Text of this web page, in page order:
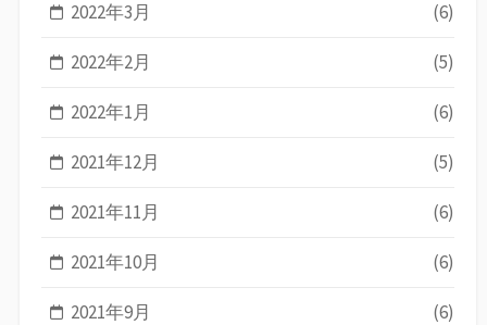
2022年3月 (6)
2022年2月 (5)
2022年1月 (6)
2021年12月 (5)
2021年11月 (6)
2021年10月 (6)
2021年9月 (6)